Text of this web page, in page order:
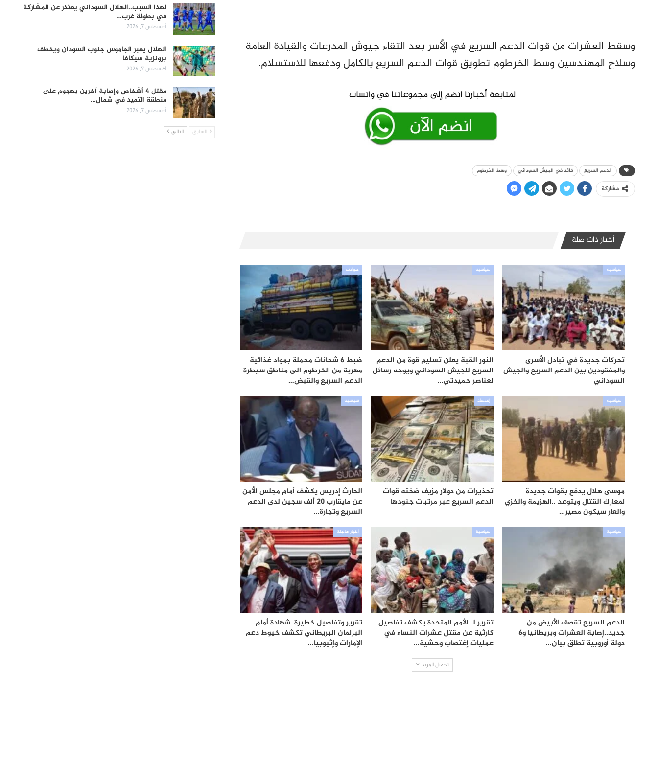
وسقط العشرات من قوات الدعم السريع في الأسر بعد التقاء جيوش المدرعات والقيادة العامة
وسلاح المهندسين وسط الخرطوم تطويق قوات الدعم السريع بالكامل ودفعها للاستسلام.
الدعم السريع قائد في الجيش السوداني وسط الخرطوم
مشاركة
أخبار ذات صلة
سياسية
تحركات جديدة في تبادل الأسرى
والمفقودين بين الدعم السريع والجيش
السوداني
سياسية
النور القبة يعلن تسليم قوة من الدعم
السريع للجيش السوداني ويوجه رسائل
لعناصر حميدتي…
حوادث
ضبط 6 شحانات محملة بمواد غذائية
مهربة من الخرطوم الى مناطق سيطرة
الدعم السريع والقبض…
سياسية
موسى هلال يدفع بقوات جديدة
لمعارك القتال ويتوعد ..الهزيمة والخزي
والعار سيكون مصير…
إقتصاد
تحذيرات من دولار مزيف ضخته قوات
الدعم السريع عبر مرتبات جنودها
سياسية
الحارث إدريس يكشف أمام مجلس الأمن
عن مايقارب 20 ألف سجين لدى الدعم
السريع وتجارة…
سياسية
الدعم السريع تقصف الأبيض من
جديد..إصابة العشرات وبريطانيا و6
دولة أوروبية تطلق بيان…
سياسية
تقرير لـ الأمم المتحدة يكشف تفاصيل
كارثية عن مقتل عشرات النساء في
عمليات إغتصاب وحشية…
أخبار عاجلة
تقرير وتفاصيل خطيرة..شهادة أمام
البرلمان البريطاني تكشف خيوط دعم
الإمارات وإثيوبيا…
تحميل المزيد
لهذا السبب..الهلال السوداني يعتذر عن المشاركة
في بطولة غرب…
أغسطس 7, 2026
الهلال يعبر الجاموس جنوب السودان ويخطف
برونزية سيكافا
أغسطس 7, 2026
مقتل 4 أشخاص وإصابة آخرين بهجوم على
منطقة التميد في شمال…
أغسطس 7, 2026
السابق التالي